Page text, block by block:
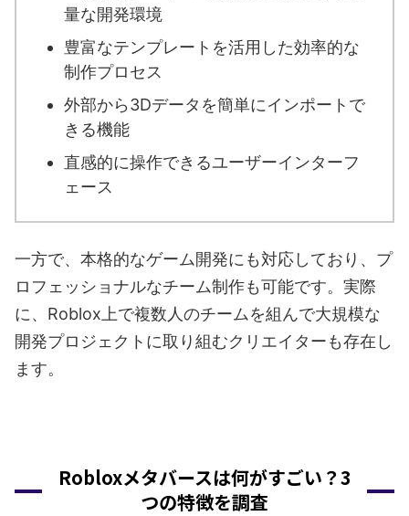
量な開発環境
豊富なテンプレートを活用した効率的な
制作プロセス
外部から3Dデータを簡単にインポートで
きる機能
直感的に操作できるユーザーインターフ
ェース
一方で、本格的なゲーム開発にも対応しており、プ
ロフェッショナルなチーム制作も可能です。実際
に、Roblox上で複数人のチームを組んで大規模な
開発プロジェクトに取り組むクリエイターも存在し
ます。
Robloxメタバースは何がすごい？3
つの特徴を調査